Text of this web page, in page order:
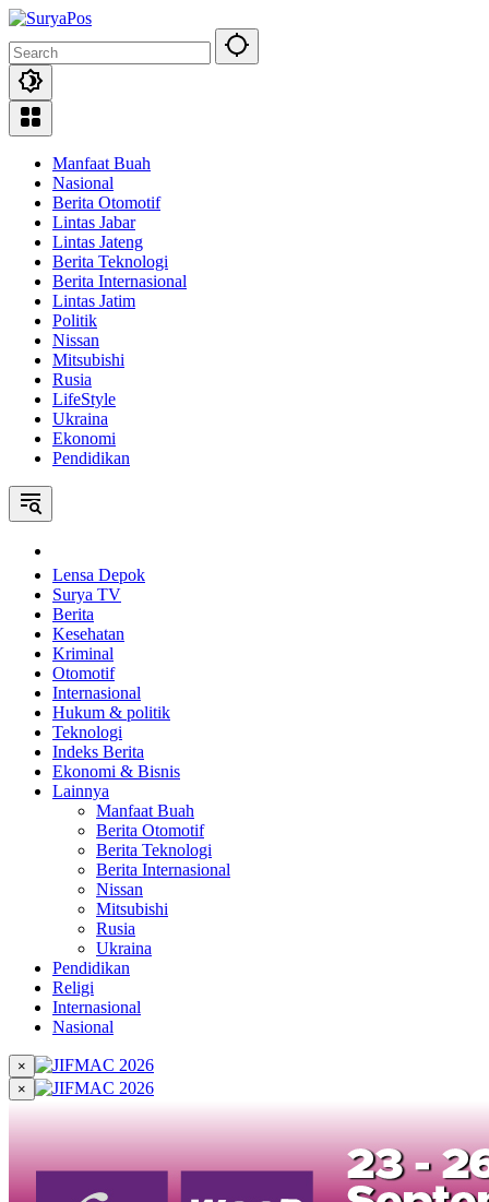
Skip
content
Manfaat Buah
Nasional
Berita Otomotif
Lintas Jabar
Lintas Jateng
Berita Teknologi
Berita Internasional
Lintas Jatim
Politik
Nissan
Mitsubishi
Rusia
LifeStyle
Ukraina
Ekonomi
Pendidikan
Lensa Depok
Surya TV
Berita
Kesehatan
Kriminal
Otomotif
Internasional
Hukum & politik
Teknologi
Indeks Berita
Ekonomi & Bisnis
Lainnya
Manfaat Buah
Berita Otomotif
Berita Teknologi
Berita Internasional
Nissan
Mitsubishi
Rusia
Ukraina
Pendidikan
Religi
Internasional
Nasional
×
×